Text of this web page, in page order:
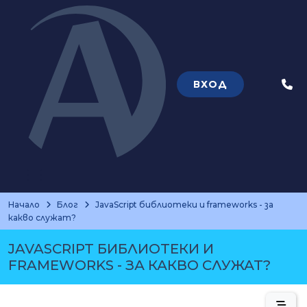
ВХОД
Начало Блог
JavaScript библиотеки и frameworks - за
какво служат?
JAVASCRIPT БИБЛИОТЕКИ И
FRAMEWORKS - ЗА КАКВО СЛУЖАТ?